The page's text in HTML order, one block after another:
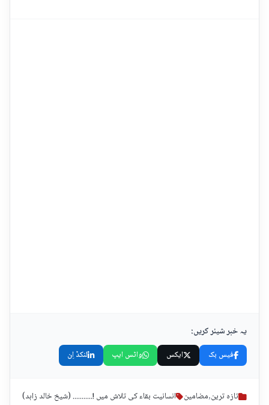
یہ خبر شیئر کریں:
فیس بک ایکس واٹس ایپ لنکڈ اِن
تازہ ترین,مضامین انسانیت بقاء کی تلاش میں !........... (شیخ خالد زاہد)